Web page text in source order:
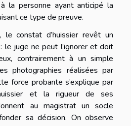
la personne ayant anticipé la
ce type de preuve.
le constat d’huissier revêt un
le juge ne peut l’ignorer et doit
contrairement à un simple
photographies réalisées par
force probante s’explique par
et la rigueur de ses
au magistrat un socle
sa décision. On observe